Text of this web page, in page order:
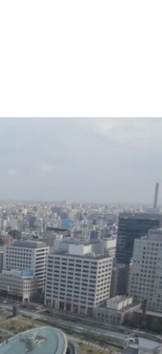
的一座表演艺术剧场
美术馆将利用经过改
Kandiah）与
德万（Brahmal
两人于2010年成立的
Foundation负责运
划现当代艺术展览的
展览规划、空间布局
日，Muara Arts将以